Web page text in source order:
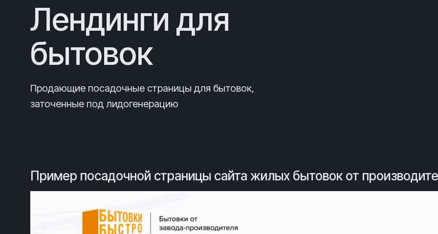
Лендинги для
бытовок
Продающие посадочные страницы для бытовок,
заточенные под лидогенерацию
Пример посадочной страницы сайта жилых бытовок от